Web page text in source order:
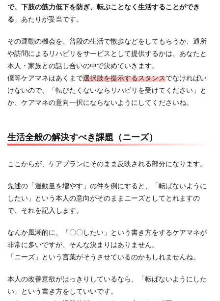
で、下肢の筋力低下を防ぎ、転ぶことなく生活することができ
る 」あたりが妥当です。
その運動の機会を、普段の生活で散歩などをしてもらうか、通所
や訪問によるリハビリをサービスとして提供するかは、あなたと
本人・家族との話し合いの中で決めていきます。
僕等ケアマネはあくまで選択肢を提示するスタンスでなければい
けないので、「転びたくないならリハビリを受けてください」と
か、ケアマネの意向一択にならないようにしてくださいね。
生活全般の解決すべき課題（ニーズ）
ここからが、ケアプランにそのまま反映される部分になります。
先述の「運動量を増やす」の件を例にすると、「転ばないように
したい」という本人の意向がそのままニーズとしてとれますの
で、それを記入します。
なんか風潮的に、「〇〇したい」という書き方をするケアマネが
非常に多いですが、そんな決まりはありません。
「ニーズ」という言葉がそうさせているのかもしれませんね。
本人の改善意欲がはっきりしているなら、「転ばないようにした
い」という書き方をしていいです。